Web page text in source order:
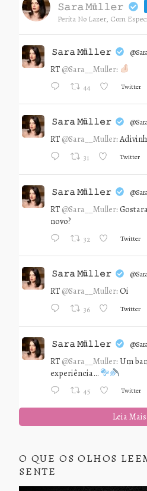
𝚂𝚊𝚛𝚊 𝙼ü𝚕𝚕𝚎𝚛
Perita No Lazer, Com
𝚂𝚊𝚛𝚊 𝙼ü𝚕𝚕𝚎𝚛
RT @Sara__Muller:
44 Twitter
𝚂𝚊𝚛𝚊 𝙼ü𝚕𝚕𝚎𝚛
RT @Sara__Muller:
31 Twitter
𝚂𝚊𝚛𝚊 𝙼ü𝚕𝚕𝚎𝚛
RT @Sara__Muller:
novo?
32 Twitter
𝚂𝚊𝚛𝚊 𝙼ü𝚕𝚕𝚎𝚛
RT @Sara__Muller: Oi
36 Twitter
𝚂𝚊𝚛𝚊 𝙼ü𝚕𝚕𝚎𝚛
RT @Sara__Muller: Um
experiência…
45 Twitter
Leia
O QUE OS OLHOS
SENTE